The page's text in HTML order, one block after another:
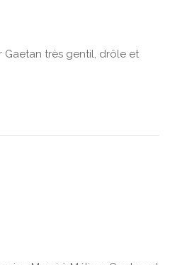
Gaetan très gentil, drôle et